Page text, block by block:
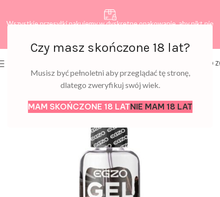
Czy masz skończone 18 lat?
Musisz być pełnoletni aby przeglądać tę stronę,
dlatego zweryfikuj swój wiek.
MAM SKOŃCZONE 18 LATNIE MAM 18 LAT
Wszystkie przesyłki pakujemy w dyskretne opakowanie, aby nikt nie
0,00